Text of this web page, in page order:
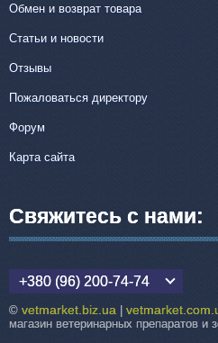
Обмен и возврат товара
Статьи и новости
Отзывы
Пожаловаться директору
Форум
Карта сайта
Свяжитесь с нами:
+380 (96) 200-74-74
© vetmarket.biz.ua
магазин ветеринарных препаратов и